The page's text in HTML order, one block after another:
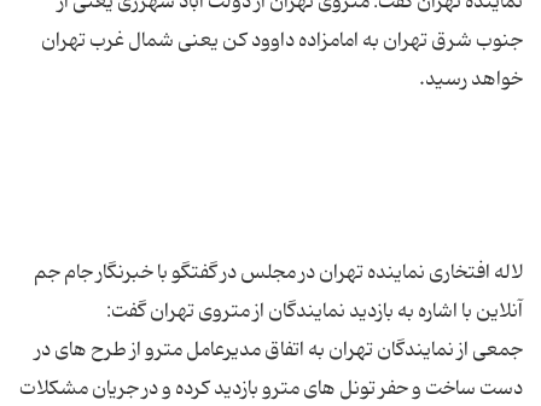
جنوب شرق تهران به امامزاده داوود كن یعنی شمال غرب تهران
لاله افتخاری نماینده تهران در مجلس در گفتگو با خبرنگار جام جم
جمعی از نمایندگان تهران به اتفاق مدیرعامل مترو از طرح های در
دست ساخت و حفر تونل های مترو بازدید كرده و در جریان مشكلات